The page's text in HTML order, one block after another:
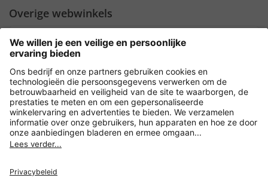
Overige webwinkels
Nederland
Payment and Delivery
Versleuteling met